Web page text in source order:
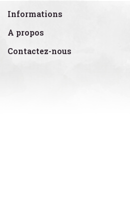
Informations
A propos
Contactez-nous